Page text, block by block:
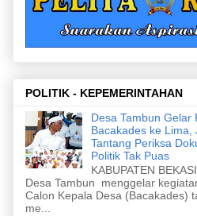
POLITIK - KEPEMERINTAHAN
Desa Tambun Gelar
Bacakades ke Lima,
Tantang Periksa
Politik Tak Puas
KABUPATEN
Desa Tambun menggelar
Calon Kepala Desa (Bacakades)
me...